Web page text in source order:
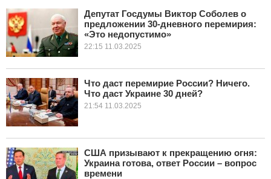
СПОРТ
ШОУ-БИЗНЕС
ЭГОИЗМ
Депутат Госдумы Виктор Соболев о
предложении 30-дневного перемирия:
«Это недопустимо»
22:15 11.03.2025
Что даст перемирие России? Ничего.
Что даст Украине 30 дней?
21:54 11.03.2025
США призывают к прекращению огня:
Украина готова, ответ России – вопрос
времени